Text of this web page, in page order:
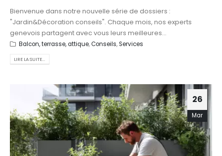
Bienvenue dans notre nouvelle série de dossiers :
"Jardin&Décoration conseils". Chaque mois, nos experts
genevois partagent avec vous leurs meilleures...
Balcon, terrasse, attique,Conseils,Services
LIRE LA SUITE...
26
Mar